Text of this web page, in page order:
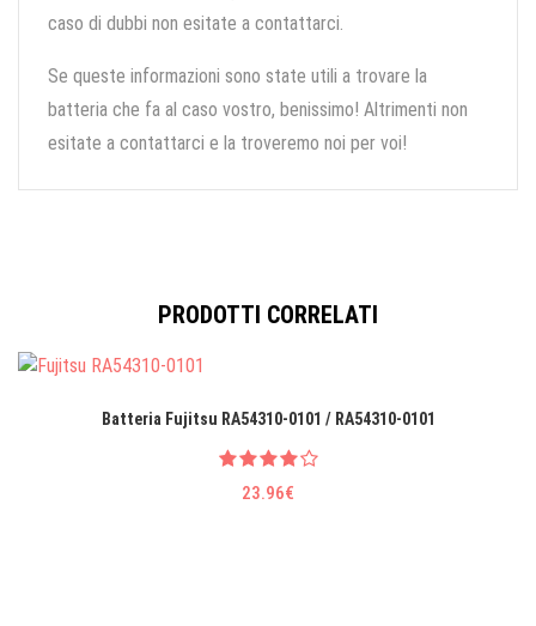
caso di dubbi non esitate a contattarci.
Se queste informazioni sono state utili a trovare la
batteria che fa al caso vostro, benissimo! Altrimenti non
esitate a contattarci e la troveremo noi per voi!
PRODOTTI CORRELATI
Batteria Fujitsu RA54310-0101 / RA54310-0101
23.96€